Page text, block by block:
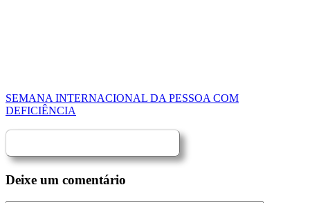
SEMANA INTERNACIONAL DA PESSOA COM
DEFICIÊNCIA
Deixe um comentário